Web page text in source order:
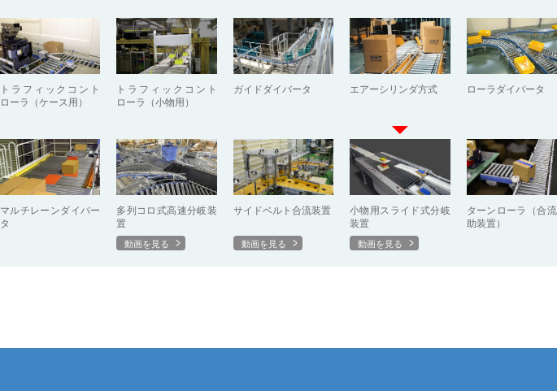
トラフィックコント
ローラ（ケース用）
トラフィックコント
ローラ（小物用）
ガイドダイバータ エアーシリンダ方式 ローラダイバータ
マルチレーンダイバー
タ
多列コロ式高速分岐装
置
動画を見る
サイドベルト合流装置
動画を見る
小物用スライド式分岐
装置
動画を見る
ターンローラ（合
助装置）